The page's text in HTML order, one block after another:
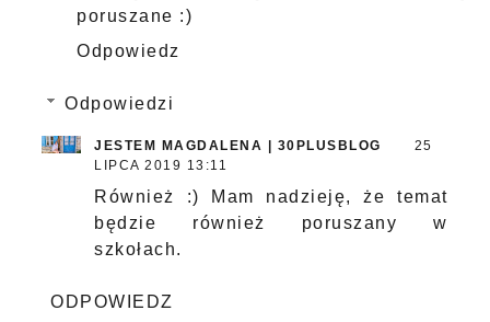
poruszane :)
Odpowiedz
Odpowiedzi
JESTEM MAGDALENA | 30PLUSBLOG
25
LIPCA 2019 13:11
Również :) Mam nadzieję, że temat
będzie również poruszany w
szkołach.
ODPOWIEDZ